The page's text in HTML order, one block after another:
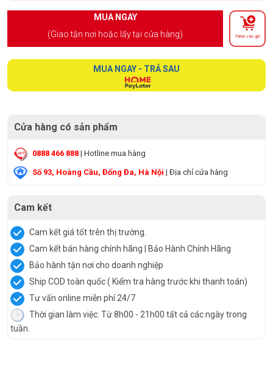
MUA NGAY
(Giao tận nơi hoặc lấy tại cửa hàng)
Thêm vào giỏ
MUA NGAY - TRẢ SAU
Cửa hàng có sản phẩm
0888 466 888 | Hotline mua hàng
Số 93, Hoàng Cầu, Đống Đa, Hà Nội | Địa chỉ cửa hàng
Cam kết
Cam kết giá tốt trên thị trường.
Cam kết bán hàng chính hãng | Bảo Hành Chính Hãng
Bảo hành tận nơi cho doanh nghiệp
Ship COD toàn quốc ( Kiểm tra hàng trước khi thanh toán)
Tư vấn online miễn phí 24/7
Thời gian làm việc: Từ 8h00 - 21h00 tất cả các ngày trong
tuần.